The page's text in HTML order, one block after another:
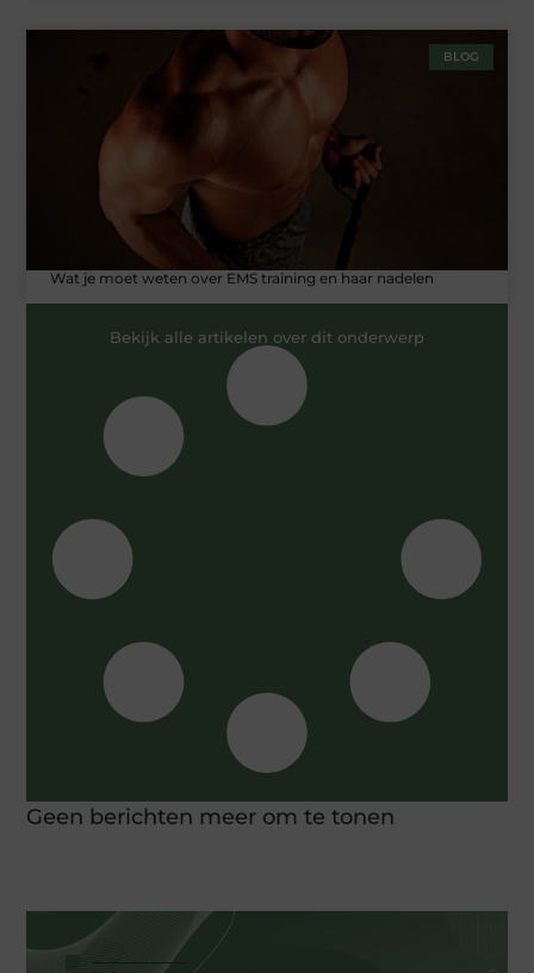
BLOG
Wat je moet weten over EMS training en haar nadelen
Bekijk alle artikelen over dit onderwerp
Geen berichten meer om te tonen